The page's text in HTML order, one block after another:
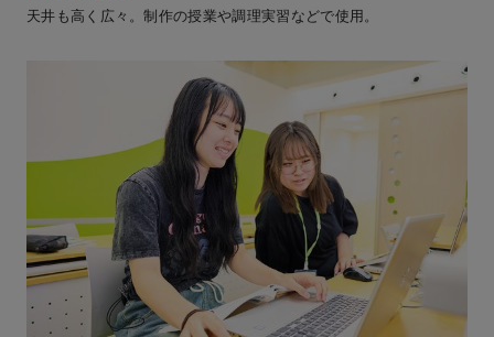
天井も高く広々。制作の授業や調理実習などで使用。